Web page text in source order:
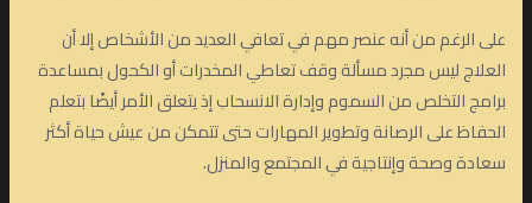
على الرغم من أنه عنصر مهم في تعافي العديد من الأشخاص إلا أن
العلاج ليس مجرد مسألة وقف تعاطي المخدرات أو الكحول بمساعدة
برامج التخلص من السموم وإدارة الانسحاب إذ يتعلق الأمر أيضًا بتعلم
الحفاظ على الرصانة وتطوير المهارات حتى تتمكن من عيش حياة أكثر
سعادة وصحة وإنتاجية في المجتمع والمنزل.